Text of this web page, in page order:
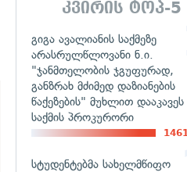
კვირის ტოპ-5
გიგა ავალიანის საქმეზე
არასრულწლოვანი ნ.ი.
"ჯანმთელობის ჯგუფურად,
განზრახ მძიმედ დაზიანების
წაქეზების" მუხლით
საქმის პროკურორი
სტუდენტებმა სახელმწიფო